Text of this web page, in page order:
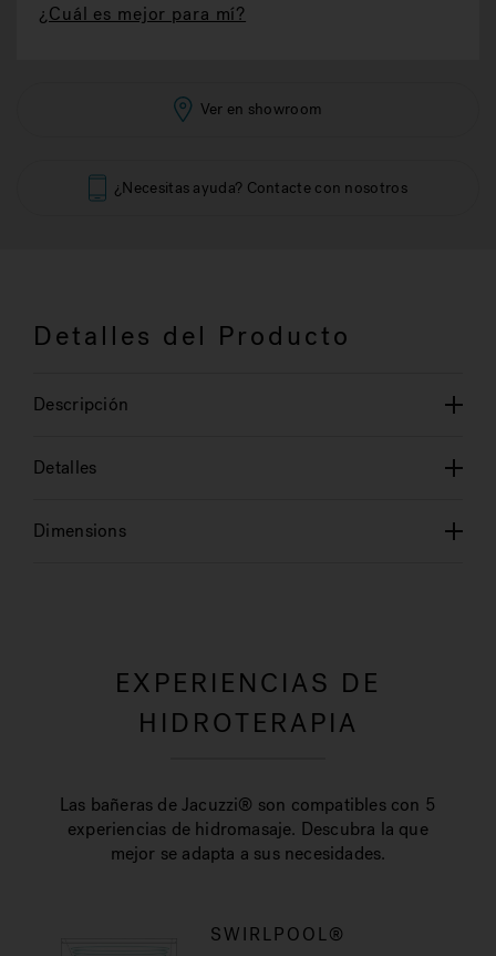
¿Cuál es mejor para mí?
Ver en showroom
¿Necesitas ayuda? Contacte con nosotros
Detalles del Producto
Descripción
Detalles
Dimensions
EXPERIENCIAS DE
HIDROTERAPIA
Las bañeras de Jacuzzi® son compatibles con 5
experiencias de hidromasaje. Descubra la que
mejor se adapta a sus necesidades.
SWIRLPOOL®